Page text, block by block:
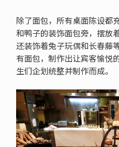
除了面包，所有桌面陈设都
和鸭子的装饰面包旁，摆放
还装饰着兔子玩偶和长春藤
有面包，制作出让宾客愉悦
生们企划统整并制作而成。